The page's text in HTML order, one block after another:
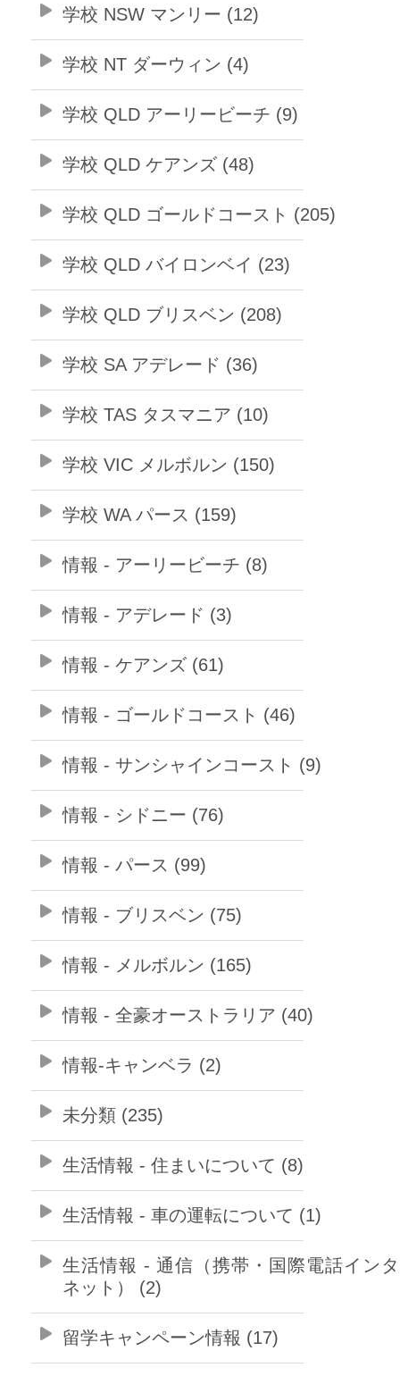
学校 NSW マンリー (12)
学校 NT ダーウィン (4)
学校 QLD アーリービーチ (9)
学校 QLD ケアンズ (48)
学校 QLD ゴールドコースト (205)
学校 QLD バイロンベイ (23)
学校 QLD ブリスベン (208)
学校 SA アデレード (36)
学校 TAS タスマニア (10)
学校 VIC メルボルン (150)
学校 WA パース (159)
情報 - アーリービーチ (8)
情報 - アデレード (3)
情報 - ケアンズ (61)
情報 - ゴールドコースト (46)
情報 - サンシャインコースト (9)
情報 - シドニー (76)
情報 - パース (99)
情報 - ブリスベン (75)
情報 - メルボルン (165)
情報 - 全豪オーストラリア (40)
情報-キャンベラ (2)
未分類 (235)
生活情報 - 住まいについて (8)
生活情報 - 車の運転について (1)
生活情報 - 通信（携帯・国際電話イン
ネット） (2)
留学キャンペーン情報 (17)